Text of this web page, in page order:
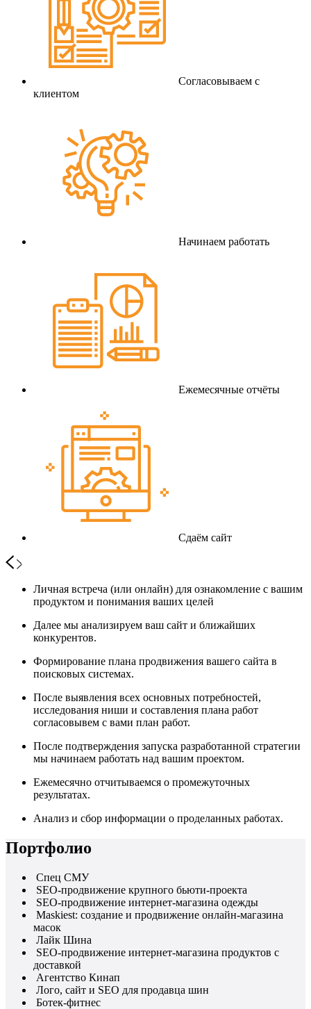
Согласовываем с
клиентом
Начинаем работать
Ежемесячные отчёты
Сдаём сайт
Личная встреча (или онлайн) для ознакомление с вашим
продуктом и понимания ваших целей
Далее мы анализируем ваш сайт и ближайших
конкурентов.
Формирование плана продвижения вашего сайта в
поисковых системах.
После выявления всех основных потребностей,
исследования ниши и составления плана работ
согласовывем с вами план работ.
После подтверждения запуска разработанной стратегии
мы начинаем работать над вашим проектом.
Ежемесячно отчитываемся о промежуточных
результатах.
Анализ и сбор информации о проделанных работах.
Портфолио
Спец СМУ
SEO-продвижение крупного бьюти-проекта
SEO-продвижение интернет-магазина одежды
Maskiest: создание и продвижение онлайн-магазина
масок
Лайк Шина
SEO-продвижение интернет-магазина продуктов с
доставкой
Агентство Кинап
Лого, сайт и SEO для продавца шин
Ботек-фитнес